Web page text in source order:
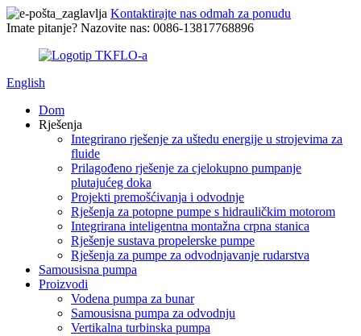
Kontaktirajte nas odmah za ponudu
Imate pitanje? Nazovite nas: 0086-13817768896
English
Dom
Rješenja
Integrirano rješenje za uštedu energije u strojevima za
fluide
Prilagođeno rješenje za cjelokupno pumpanje
plutajućeg doka
Projekti premošćivanja i odvodnje
Rješenja za potopne pumpe s hidrauličkim motorom
Integrirana inteligentna montažna crpna stanica
Rješenje sustava propelerske pumpe
Rješenja za pumpe za odvodnjavanje rudarstva
Samousisna pumpa
Proizvodi
Vodena pumpa za bunar
Samousisna pumpa za odvodnju
Vertikalna turbinska pumpa